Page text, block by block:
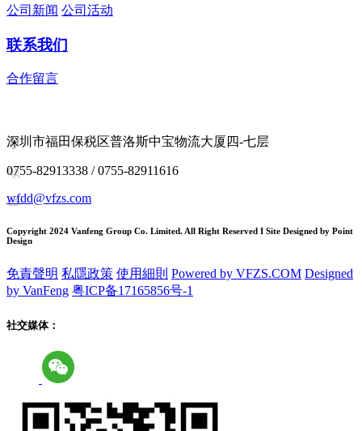
公司新闻 公司活动
联系我们
合作留言
深圳市福田保税区普洛斯中宝物流大厦四-七层
0755-82913338 / 0755-82911616
wfdd@vfzs.com
Copyright 2024 Vanfeng Group Co. Limited. All Right Reserved I Site Designed by Point
Design
免責聲明 私隱政策 使用細則 Powered by VFZS.COM Designed
by VanFeng 粤ICP备17165856号-1
社交媒体：